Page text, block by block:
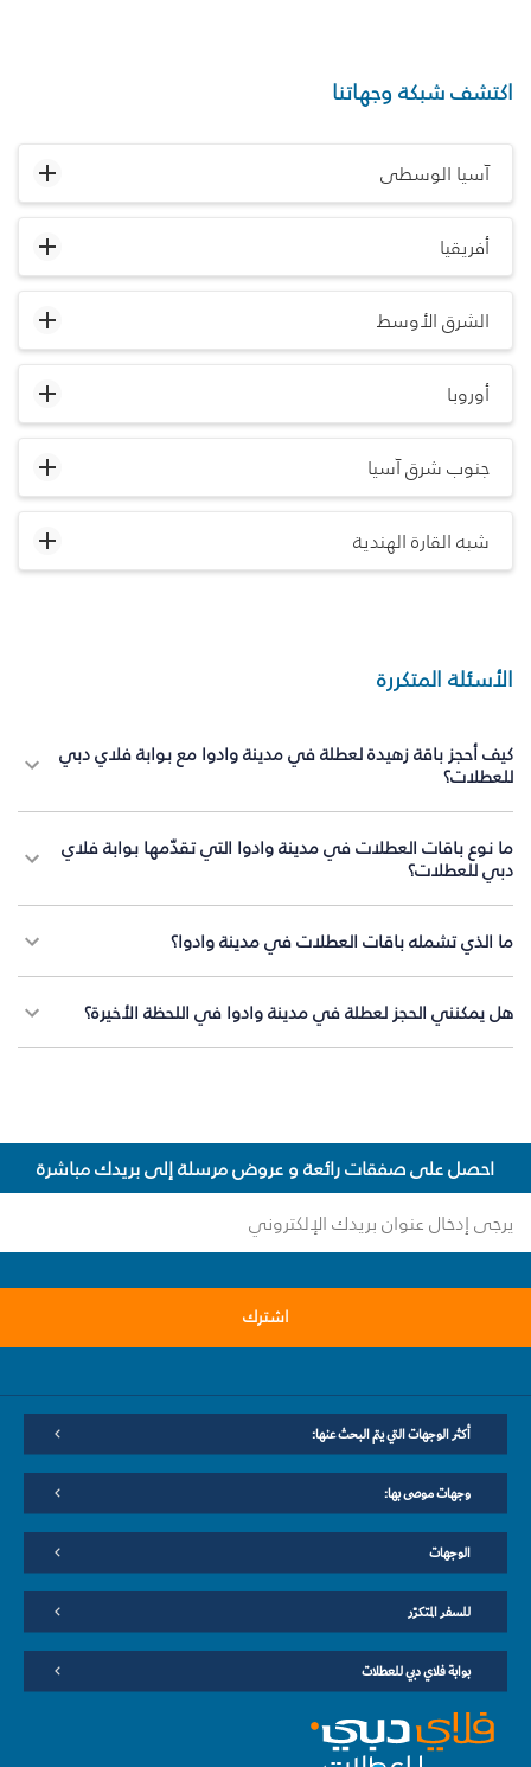
اكتشف شبكة وجهاتنا
آسيا الوسطى
أفريقيا
الشرق الأوسط
أوروبا
جنوب شرق آسيا
شبه القارة الهندية
الأسئلة المتكررة
كيف أحجز باقة زهيدة لعطلة في مدينة وادوا مع بوابة فلاي دبي
للعطلات؟
ما نوع باقات العطلات في مدينة وادوا التي تقدّمها بوابة فلاي
دبي للعطلات؟
ما الذي تشمله باقات العطلات في مدينة وادوا؟
هل يمكنني الحجز لعطلة في مدينة وادوا في اللحظة الأخيرة؟
احصل على صفقات رائعة و عروض مرسلة إلى بريدك مباشرة
اشترك
أكثر الوجهات التي يتم البحث عنها:
وجهات موصى بها:
الوجهات
للسفر المتكرّر
بوابة فلاي دبي للعطلات